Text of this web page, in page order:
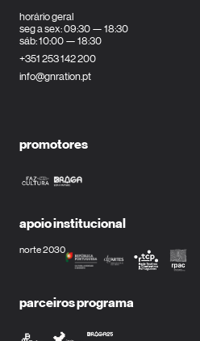
horário geral
seg a sex: 09:30 — 18:30
sáb: 10:00 — 18:30
+351 253 142 200
info@gnration.pt
promotores
apoio institucional
norte 2030
parceiros programa